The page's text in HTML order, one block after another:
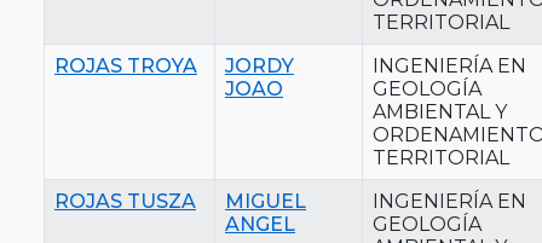
TERRITORIAL
ROJAS TROYA
JORDY
JOAO
INGENIERÍA EN
GEOLOGÍA
AMBIENTAL Y
TERRITORIAL
ROJAS TUSZA
MIGUEL
ANGEL
INGENIERÍA EN
GEOLOGÍA